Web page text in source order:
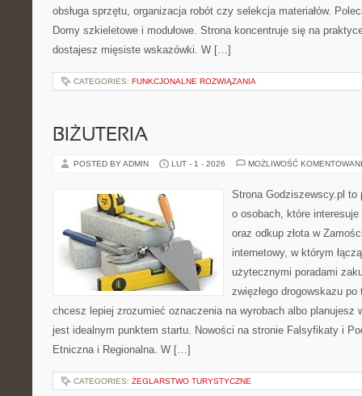
obsługa sprzętu, organizacja robót czy selekcja materiałów.
Domy szkieletowe i modułowe. Strona koncentruje się na
dostajesz mięsiste wskazówki. W […]
CATEGORIES: FUNKCJONALNE ROZWIĄZANIA
BIŻUTERIA
POSTED BY ADMIN LUT - 1 - 2026 MOŻLIWOŚĆ
Strona Godziszewscy.pl to
o osobach, które
oraz odkup złota w
internetowy, w którym
użytecznymi poradami
zwięzłego drogowskazu
chcesz lepiej zrozumieć oznaczenia na wyrobach albo planujesz
jest idealnym punktem startu. Nowości na stronie Falsyfikaty i
Etniczna i Regionalna. W […]
CATEGORIES: ŻEGLARSTWO TURYSTYCZNE